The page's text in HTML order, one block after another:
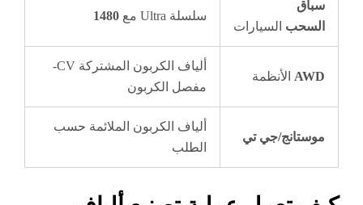
سباق
السحب السيارات
سلسلة Ultra مع 1480
AWD الأنظمة
ألياف الكربون المشتركة CV-
مفصل الكربون
موستانج/جي تي
ألياف الكربون الملائمة حسب
الطلب